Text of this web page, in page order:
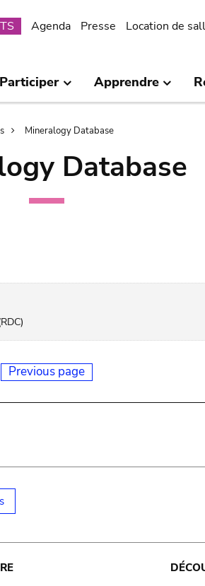
Agenda Presse Location de
Participer Apprendre
Mineralogy Database
Database
Previous page